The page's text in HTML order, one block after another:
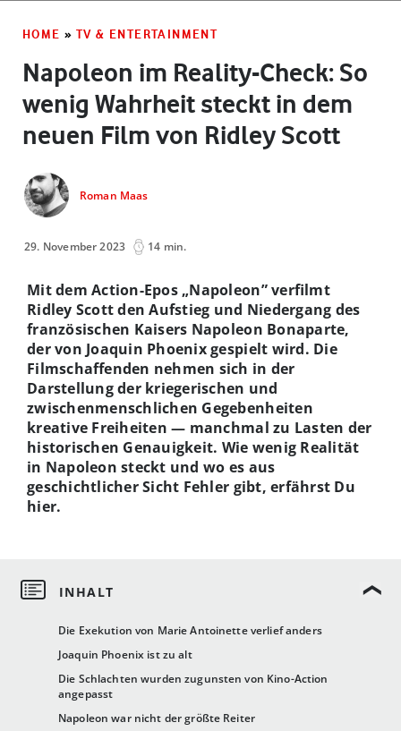
HOME » TV & ENTERTAINMENT
Napoleon im Reality-Check: So
wenig Wahrheit steckt in dem
neuen Film von Ridley Scott
Roman Maas
29. November 2023 14 min.
Die Exekution von Marie Antoinette verlief anders
Joaquin Phoenix ist zu alt
Die Schlachten wurden zugunsten von Kino-Action
angepasst
Napoleon war nicht der größte Reiter
Mit dem Action-Epos „Napoleon” verfilmt
Ridley Scott den Aufstieg und Niedergang des
französischen Kaisers Napoleon Bonaparte,
der von Joaquin Phoenix gespielt wird. Die
Filmschaffenden nehmen sich in der
Darstellung der kriegerischen und
zwischenmenschlichen Gegebenheiten
kreative Freiheiten — manchmal zu Lasten der
historischen Genauigkeit. Wie wenig Realität
in Napoleon steckt und wo es aus
geschichtlicher Sicht Fehler gibt, erfährst Du
hier.